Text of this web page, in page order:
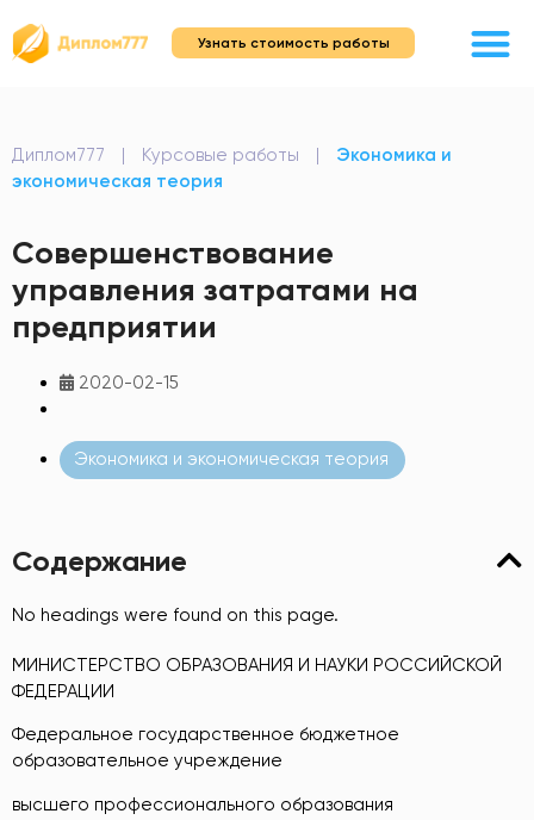
Узнать стоимость работы
Диплом777 | Курсовые работы |
Экономика и
экономическая теория
Совершенствование
управления затратами на
предприятии
2020-02-15
Экономика и экономическая теория
Содержание
No headings were found on this page.
МИНИСТЕРСТВО ОБРАЗОВАНИЯ И НАУКИ РОССИЙСКОЙ
ФЕДЕРАЦИИ
Федеральное государственное бюджетное
образовательное учреждение
высшего профессионального образования